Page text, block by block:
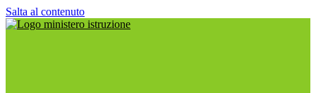
Salta al contenuto